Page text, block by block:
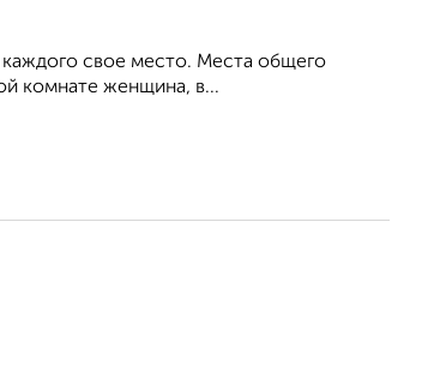
каждого свое место. Места общего
комнате женщина, в...